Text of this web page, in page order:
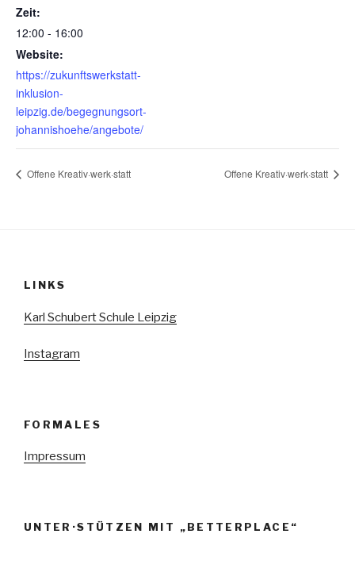
Zeit:
12:00 - 16:00
Website:
https://zukunftswerkstatt-
inklusion-
leipzig.de/begegnungsort-
johannishoehe/angebote/
Offene Kreativ·werk·statt Offene Kreativ·werk·statt
LINKS
Karl Schubert Schule Leipzig
Instagram
FORMALES
Impressum
UNTER·STÜTZEN MIT „BETTERPLACE“